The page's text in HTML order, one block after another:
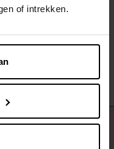
of intrekken.